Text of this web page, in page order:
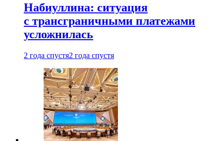
Набиуллина: ситуация
с трансграничными платежами
усложнилась
2 года спустя2 года спустя